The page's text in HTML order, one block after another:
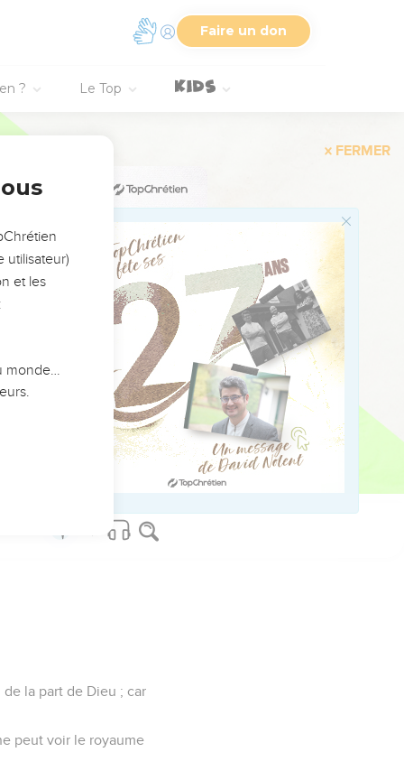
Faire un don
? Le Top
?
crurent à l’Écriture
à la vue des miracles
lui-même ce qui était
sur www.editionsbiblio.fr
la part de Dieu ; car
peut voir le royaume
utilisateur)
et les
monde…